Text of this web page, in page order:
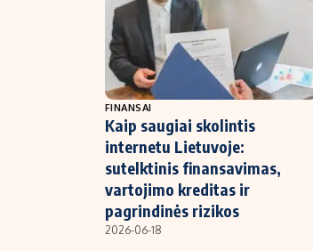
FINANSAI
Kaip saugiai skolintis
internetu Lietuvoje:
sutelktinis finansavimas,
vartojimo kreditas ir
pagrindinės rizikos
2026-06-18